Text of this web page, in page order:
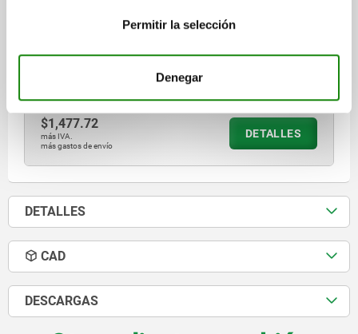
Permitir la selección
Denegar
CONFIGURACIÓN DE AGUJEROS=3
A=21 A1=39
D=6,8 H=184,2 L=107 L1=62
$1,477.72
más IVA.
más gastos de envío
DETALLES
DETALLES
CAD
DESCARGAS